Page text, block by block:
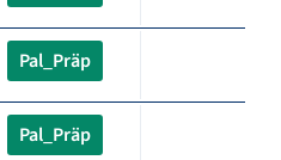
Pal_Präp
Pal_Präp